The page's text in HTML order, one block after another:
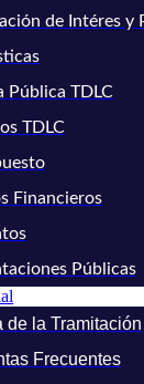
de Intéres y
Pública TDLC
TDLC
Financieros
Públicas
de la Tramitación
Frecuentes